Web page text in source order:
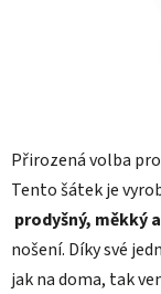
Přirozená volba
Tento šátek je
prodyšný, měkký
nošení. Díky své
jak na doma, tak